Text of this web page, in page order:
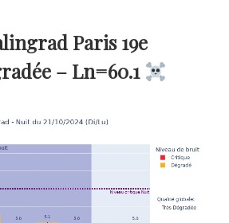
Paris 19e
– Ln=60.1